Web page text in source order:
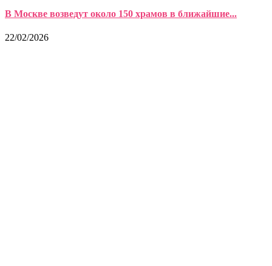
В Москве возведут около 150 храмов в ближайшие...
22/02/2026